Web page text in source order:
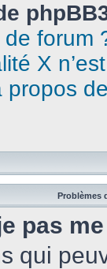
forum
X
Problèmes
pas
qui